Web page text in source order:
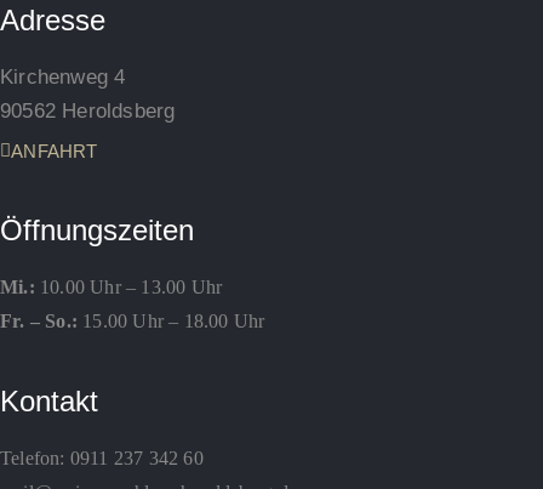
Adresse
Kirchenweg 4
90562 Heroldsberg
ANFAHRT
Öffnungszeiten
Mi.: 10.00 Uhr – 13.00 Uhr
Fr. – So.: 15.00 Uhr – 18.00 Uhr
Kontakt
Telefon: 0911 237 342 60